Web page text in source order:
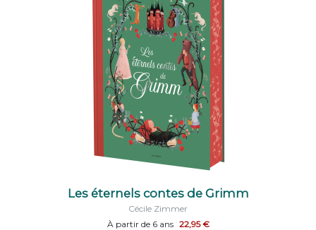
Les éternels contes de Grimm
Cécile Zimmer
À partir de 6 ans 22,95 €